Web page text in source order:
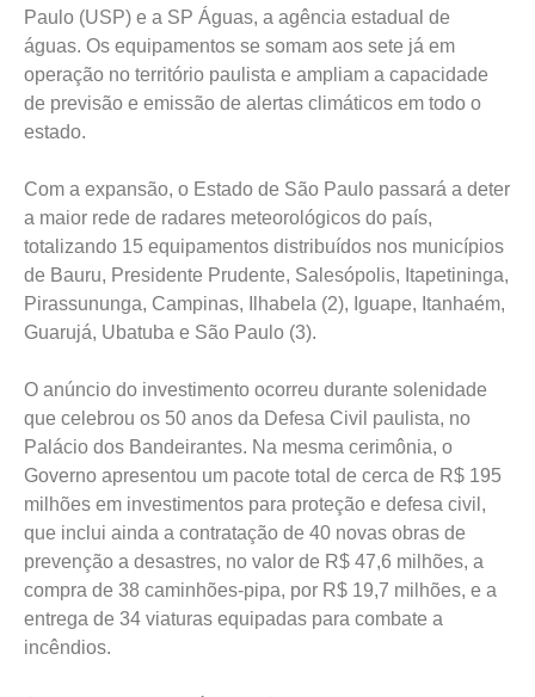
Paulo (USP) e a SP Águas, a agência estadual de
águas. Os equipamentos se somam aos sete já em
operação no território paulista e ampliam a capacidade
de previsão e emissão de alertas climáticos em todo o
estado.
Com a expansão, o Estado de São Paulo passará a deter
a maior rede de radares meteorológicos do país,
totalizando 15 equipamentos distribuídos nos municípios
de Bauru, Presidente Prudente, Salesópolis, Itapetininga,
Pirassununga, Campinas, Ilhabela (2), Iguape, Itanhaém,
Guarujá, Ubatuba e São Paulo (3).
O anúncio do investimento ocorreu durante solenidade
que celebrou os 50 anos da Defesa Civil paulista, no
Palácio dos Bandeirantes. Na mesma cerimônia, o
Governo apresentou um pacote total de cerca de R$ 195
milhões em investimentos para proteção e defesa civil,
que inclui ainda a contratação de 40 novas obras de
prevenção a desastres, no valor de R$ 47,6 milhões, a
compra de 38 caminhões-pipa, por R$ 19,7 milhões, e a
entrega de 34 viaturas equipadas para combate a
incêndios.